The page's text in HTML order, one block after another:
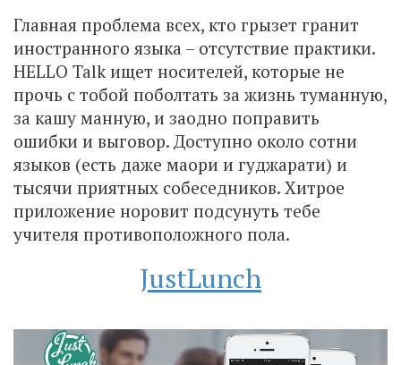
Главная проблема всех, кто грызет гранит
иностранного языка – отсутствие практики.
HELLO Talk ищет носителей, которые не
прочь с тобой поболтать за жизнь туманную,
за кашу манную, и заодно поправить
ошибки и выговор. Доступно около сотни
языков (есть даже маори и гуджарати) и
тысячи приятных собеседников. Хитрое
приложение норовит подсунуть тебе
учителя противоположного пола.
JustLunch